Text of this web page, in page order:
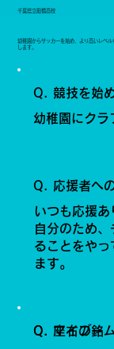
千葉県立船橋高校
Q. 競技を始
幼稚園にクラ
Q. 座右の銘
Q. マイブー
Q. 応援者へ
いつも応援あ
自分のため
ることをや
ます。
幼稚園からサッカーを始め、より高いレベ
します。